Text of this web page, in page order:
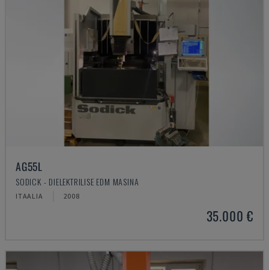
AG55L
SODICK - DIELEKTRILISE EDM MASINA
ITAALIA 2008
35.000 €